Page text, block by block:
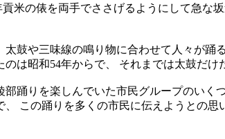
米の俵を両手でささげるようにして急な
鼓や三味線の鳴り物に合わせて人々が踊
のは昭和54年からで、 それまでは太鼓だけ
踊りを楽しんでいた市民グループのいく
、 この踊りを多くの市民に伝えようとの思